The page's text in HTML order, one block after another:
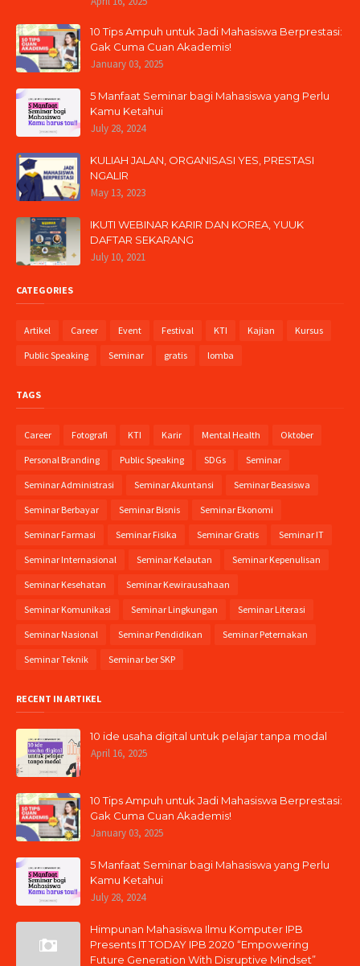
10 Tips Ampuh untuk Jadi Mahasiswa Berprestasi:
Gak Cuma Cuan Akademis!
January 03, 2025
5 Manfaat Seminar bagi Mahasiswa yang Perlu
Kamu Ketahui
July 28, 2024
KULIAH JALAN, ORGANISASI YES, PRESTASI
NGALIR
May 13, 2023
IKUTI WEBINAR KARIR DAN KOREA, YUUK
DAFTAR SEKARANG
July 10, 2021
CATEGORIES
Artikel Career Event Festival KTI Kajian Kursus
Public Speaking Seminar gratis lomba
TAGS
Career Fotografi KTI Karir Mental Health Oktober
Personal Branding Public Speaking SDGs Seminar
Seminar Administrasi Seminar Akuntansi Seminar Beasiswa
Seminar Berbayar Seminar Bisnis Seminar Ekonomi
Seminar Farmasi Seminar Fisika Seminar Gratis Seminar IT
Seminar Internasional Seminar Kelautan Seminar Kepenulisan
Seminar Kesehatan Seminar Kewirausahaan
Seminar Komunikasi Seminar Lingkungan Seminar Literasi
Seminar Nasional Seminar Pendidikan Seminar Peternakan
Seminar Teknik Seminar ber SKP
RECENT IN ARTIKEL
10 ide usaha digital untuk pelajar tanpa modal
April 16, 2025
10 Tips Ampuh untuk Jadi Mahasiswa Berprestasi:
Gak Cuma Cuan Akademis!
January 03, 2025
5 Manfaat Seminar bagi Mahasiswa yang Perlu
Kamu Ketahui
July 28, 2024
Himpunan Mahasiswa Ilmu Komputer IPB
Presents IT TODAY IPB 2020 “Empowering
Future Generation With Disruptive Mindset”